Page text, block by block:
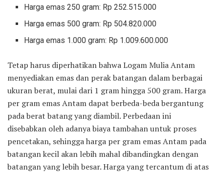
Harga emas 250 gram: Rp 252.515.000
Harga emas 500 gram: Rp 504.820.000
Harga emas 1.000 gram: Rp 1.009.600.000
Tetap harus diperhatikan bahwa Logam Mulia Antam
menyediakan emas dan perak batangan dalam berbagai
ukuran berat, mulai dari 1 gram hingga 500 gram. Harga
per gram emas Antam dapat berbeda-beda bergantung
pada berat batang yang diambil. Perbedaan ini
disebabkan oleh adanya biaya tambahan untuk proses
pencetakan, sehingga harga per gram emas Antam pada
batangan kecil akan lebih mahal dibandingkan dengan
batangan yang lebih besar. Harga yang tercantum di atas